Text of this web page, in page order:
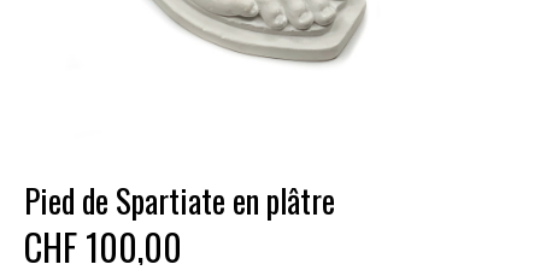
Pied de Spartiate en plâtre
CHF 100,00